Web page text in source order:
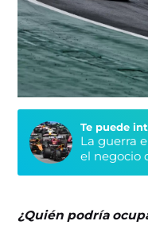
Te puede
La guerra
el negocio
¿Quién podría